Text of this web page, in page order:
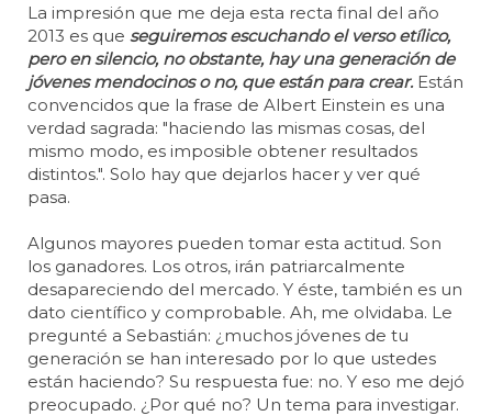
La impresión que me deja esta recta final del año
2013 es que seguiremos escuchando el verso etílico,
pero en silencio, no obstante, hay una generación de
jóvenes mendocinos o no, que están para crear.Están
convencidos que la frase de Albert Einstein es una
verdad sagrada: "haciendo las mismas cosas, del
mismo modo, es imposible obtener resultados
distintos.". Solo hay que dejarlos hacer y ver qué
pasa.
Algunos mayores pueden tomar esta actitud. Son
los ganadores. Los otros, irán patriarcalmente
desapareciendo del mercado. Y éste, también es un
dato científico y comprobable. Ah, me olvidaba. Le
pregunté a Sebastián: ¿muchos jóvenes de tu
generación se han interesado por lo que ustedes
están haciendo? Su respuesta fue: no. Y eso me dejó
preocupado. ¿Por qué no? Un tema para investigar.